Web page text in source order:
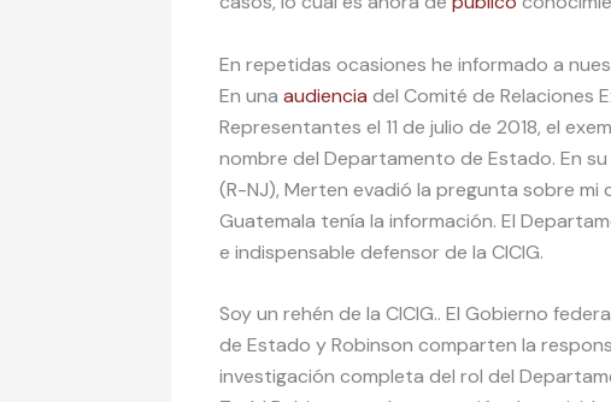
En repetidas ocasiones he informado a
En una audiencia del Comité de Relaciones
Representantes el 11 de julio de 2018, el
nombre del Departamento de Estado. En
(R-NJ), Merten evadió la pregunta sobre mi
Guatemala tenía la información. El
e indispensable defensor de la CICIG.
Soy un rehén de la CICIG.. El Gobierno
de Estado y Robinson comparten la
investigación completa del rol del